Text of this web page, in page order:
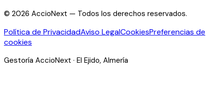
© 2026 AccioNext — Todos los derechos reservados.
Política de PrivacidadAviso LegalCookiesPreferencias de
cookies
Gestoría AccioNext · El Ejido, Almería